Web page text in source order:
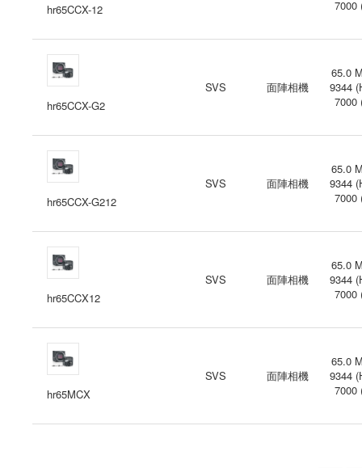
hr65CCX-12 7000
hr65CCX-G2
SVS 面陣相機
65.0
9344
7000
hr65CCX-G212
SVS 面陣相機
65.0
9344
7000
hr65CCX12
SVS 面陣相機
65.0
9344
7000
hr65MCX
SVS 面陣相機
65.0
9344
7000